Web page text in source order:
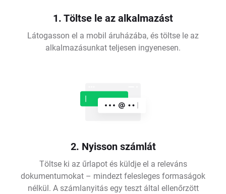
1. Töltse le az alkalmazást
Látogasson el a mobil áruházába, és töltse le az
alkalmazásunkat teljesen ingyenesen.
2. Nyisson számlát
Töltse ki az űrlapot és küldje el a releváns
dokumentumokat – mindezt felesleges formaságok
nélkül. A számlanyitás egy teszt által ellenőrzött